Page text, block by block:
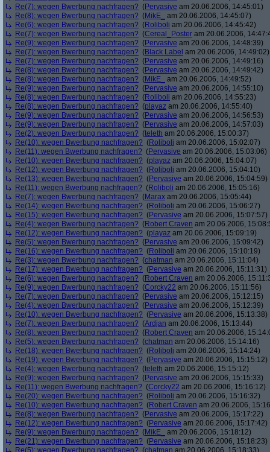
Re(7): wegen Bwerbung nachfragen? (Pervasive am 20.06.2006, 14:45:01)
Re(8): wegen Bwerbung nachfragen? (MikE_
am 20.06.2006, 14:45:07)
Re(6): wegen Bwerbung nachfragen? (Roliboli am 20.06.2006, 14:45:42)
Re(7): wegen Bwerbung nachfragen? (Cereal_Poster am 20.06.2006,
Re(9): wegen Bwerbung nachfragen? (Pervasive am 20.06.2006, 14:48:39)
Re(7): wegen Bwerbung nachfragen? (Black Label am 20.06.2006, 14:49:02)
Re(7): wegen Bwerbung nachfragen? (Pervasive am 20.06.2006, 14:49:16)
Re(8): wegen Bwerbung nachfragen? (Pervasive am 20.06.2006, 14:49:42)
Re(8): wegen Bwerbung nachfragen? (MikE_
am 20.06.2006, 14:49:52)
Re(9): wegen Bwerbung nachfragen? (Pervasive am 20.06.2006, 14:55:10)
Re(8): wegen Bwerbung nachfragen? (Roliboli am 20.06.2006, 14:55:23)
Re(8): wegen Bwerbung nachfragen? (playaz am 20.06.2006, 14:55:40)
Re(9): wegen Bwerbung nachfragen? (Pervasive am 20.06.2006, 14:56:53)
Re(9): wegen Bwerbung nachfragen? (Pervasive am 20.06.2006, 14:57:03)
Re(2): wegen Bwerbung nachfragen? (teleth am 20.06.2006, 15:00:37)
Re(10): wegen Bwerbung nachfragen? (Roliboli am 20.06.2006, 15:02:07)
Re(11): wegen Bwerbung nachfragen? (Pervasive am 20.06.2006, 15:03:06)
Re(10): wegen Bwerbung nachfragen? (playaz am 20.06.2006, 15:04:07)
Re(12): wegen Bwerbung nachfragen? (Roliboli am 20.06.2006, 15:04:10)
Re(13): wegen Bwerbung nachfragen? (Pervasive am 20.06.2006, 15:04:59)
Re(11): wegen Bwerbung nachfragen? (Roliboli am 20.06.2006, 15:05:16)
Re(7): wegen Bwerbung nachfragen? (Marax am 20.06.2006, 15:05:44)
Re(14): wegen Bwerbung nachfragen? (Roliboli am 20.06.2006, 15:06:27)
Re(15): wegen Bwerbung nachfragen? (Pervasive am 20.06.2006, 15:07:57)
Re(4): wegen Bwerbung nachfragen? (Robert Craven am 20.06.2006,
Re(12): wegen Bwerbung nachfragen? (playaz am 20.06.2006, 15:09:19)
Re(5): wegen Bwerbung nachfragen? (Pervasive am 20.06.2006, 15:09:42)
Re(16): wegen Bwerbung nachfragen? (Roliboli am 20.06.2006, 15:10:19)
Re(3): wegen Bwerbung nachfragen? (chatman am 20.06.2006, 15:11:04)
Re(17): wegen Bwerbung nachfragen? (Pervasive am 20.06.2006, 15:11:31)
Re(6): wegen Bwerbung nachfragen? (Robert Craven am 20.06.2006,
Re(9): wegen Bwerbung nachfragen? (Corcky22 am 20.06.2006, 15:11:56)
Re(7): wegen Bwerbung nachfragen? (Pervasive am 20.06.2006, 15:12:15)
Re(4): wegen Bwerbung nachfragen? (Pervasive am 20.06.2006, 15:12:39)
Re(10): wegen Bwerbung nachfragen? (Pervasive am 20.06.2006, 15:13:38)
Re(7): wegen Bwerbung nachfragen? (Ardjan am 20.06.2006, 15:13:44)
Re(8): wegen Bwerbung nachfragen? (Robert Craven am 20.06.2006,
Re(5): wegen Bwerbung nachfragen? (chatman am 20.06.2006, 15:14:16)
Re(18): wegen Bwerbung nachfragen? (Roliboli am 20.06.2006, 15:14:24)
Re(19): wegen Bwerbung nachfragen? (Pervasive am 20.06.2006, 15:15:12)
Re(4): wegen Bwerbung nachfragen? (teleth am 20.06.2006, 15:15:12)
Re(9): wegen Bwerbung nachfragen? (Pervasive am 20.06.2006, 15:15:33)
Re(11): wegen Bwerbung nachfragen? (Corcky22 am 20.06.2006, 15:16:12)
Re(20): wegen Bwerbung nachfragen? (Roliboli am 20.06.2006, 15:16:32)
Re(10): wegen Bwerbung nachfragen? (Robert Craven am 20.06.2006,
Re(8): wegen Bwerbung nachfragen? (Pervasive am 20.06.2006, 15:17:22)
Re(12): wegen Bwerbung nachfragen? (Pervasive am 20.06.2006, 15:17:42)
Re(9): wegen Bwerbung nachfragen? (MikE_
am 20.06.2006, 15:18:12)
Re(21): wegen Bwerbung nachfragen? (Pervasive am 20.06.2006, 15:18:23)
Re(5): wegen Bwerbung nachfragen? (chatman am 20.06.2006, 15:18:33)